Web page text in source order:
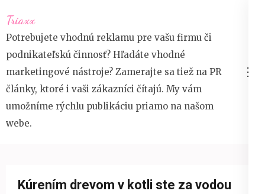
na
obsah
(stiskněte
Enter)
Triaxx
Potrebujete vhodnú reklamu pre vašu firmu či
podnikateľskú činnosť? Hľadáte vhodné
marketingové nástroje? Zamerajte sa tiež na PR
články, ktoré i vaši zákazníci čítajú. My vám
umožníme rýchlu publikáciu priamo na našom
webe.
Kúrením drevom v kotli ste za vodou